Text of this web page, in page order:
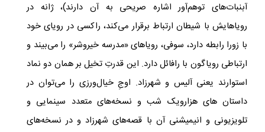
آبنبات‌های توهم‌آور اشاره صریحی به آن دارند)، ژانه در
رویاهایش با شیطان ارتباط برقرار می‌کند، راکسی در رویای خود
با زورا رابطه دارد، سوفی، رویاهای «مدرسه خیروشر» را می‌بیند و
ارتباطی رویاگون با رافائل دارد. این قدرتِ تخیل بر همان دو نماد
استوارند یعنی آلیس و شهرزاد. اوجِ خیال‌ورزی را می‌توان در
داستان های هزار‌ویک شب و نسخه‌های متعدد سینمایی و
تلویزیونی و انیمیشنی آن با قصه‌های شهرزاد و در نسخه‌های